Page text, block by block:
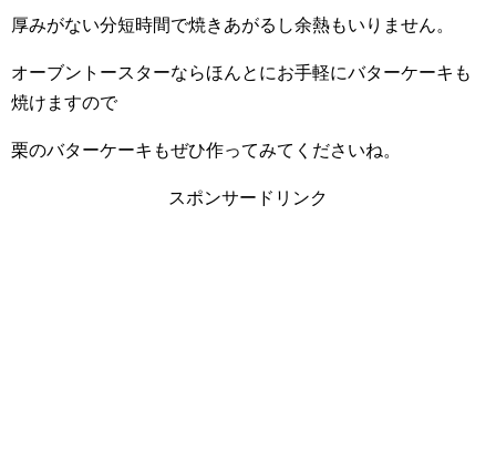
厚みがない分短時間で焼きあがるし余熱もいりません。
オーブントースターならほんとにお手軽にバターケーキも
焼けますので
栗のバターケーキもぜひ作ってみてくださいね。
スポンサードリンク